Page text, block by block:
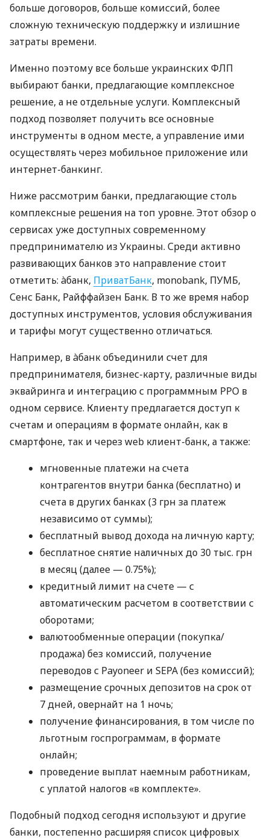
больше договоров, больше комиссий, более
сложную техническую поддержку и излишние
затраты времени.
Именно поэтому все больше украинских ФЛП
выбирают банки, предлагающие комплексное
решение, а не отдельные услуги. Комплексный
подход позволяет получить все основные
инструменты в одном месте, а управление ими
осуществлять через мобильное приложение или
интернет-банкинг.
Ниже рассмотрим банки, предлагающие столь
комплексные решения на топ уровне. Этот обзор о
сервисах уже доступных современному
предпринимателю из Украины. Среди активно
развивающих банков это направление стоит
отметить: àбанк, ПриватБанк, monobank, ПУМБ,
Сенс Банк, Райффайзен Банк. В то же время набор
доступных инструментов, условия обслуживания
и тарифы могут существенно отличаться.
Например, в àбанк объединили счет для
предпринимателя, бизнес-карту, различные виды
эквайринга и интеграцию с программным РРО в
одном сервисе. Клиенту предлагается доступ к
счетам и операциям в формате онлайн, как в
смартфоне, так и через web клиент-банк, а также:
мгновенные платежи на счета
контрагентов внутри банка (бесплатно) и
счета в других банках (3 грн за платеж
независимо от суммы);
бесплатный вывод дохода на личную карту;
бесплатное снятие наличных до 30 тыс. грн
в месяц (далее — 0.75%);
кредитный лимит на счете — с
автоматическим расчетом в соответствии с
оборотами;
валютообменные операции (покупка/
продажа) без комиссий, получение
переводов с Payoneer и SEPA (без комиссий);
размещение срочных депозитов на срок от
7 дней, овернайт на 1 ночь;
получение финансирования, в том числе по
льготным госпрограммам, в формате
онлайн;
проведение выплат наемным работникам,
с уплатой налогов «в комплекте».
Подобный подход сегодня используют и другие
банки, постепенно расширяя список цифровых